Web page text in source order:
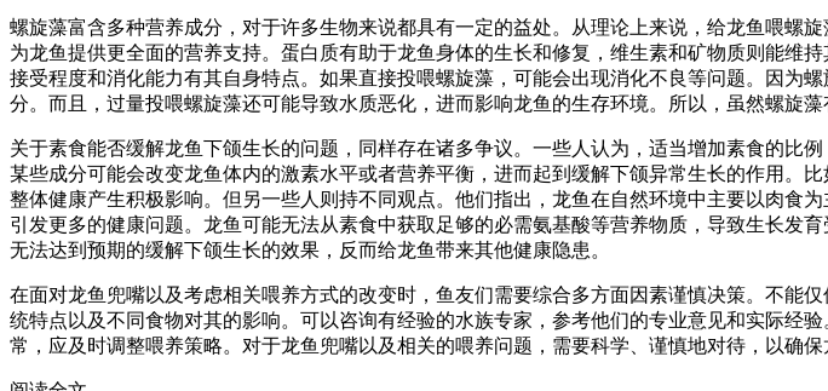
螺旋藻富含多种营养成分，对于许多生物来说都具有一定的益处。从理论上来说，给龙鱼喂螺
为龙鱼提供更全面的营养支持。蛋白质有助于龙鱼身体的生长和修复，维生素和矿物质则能维
接受程度和消化能力有其自身特点。如果直接投喂螺旋藻，可能会出现消化不良等问题。因为
分。而且，过量投喂螺旋藻还可能导致水质恶化，进而影响龙鱼的生存环境。所以，虽然螺旋
关于素食能否缓解龙鱼下颌生长的问题，同样存在诸多争议。一些人认为，适当增加素食的比
某些成分可能会改变龙鱼体内的激素水平或者营养平衡，进而起到缓解下颌异常生长的作用。
整体健康产生积极影响。但另一些人则持不同观点。他们指出，龙鱼在自然环境中主要以肉食
引发更多的健康问题。龙鱼可能无法从素食中获取足够的必需氨基酸等营养物质，导致生长发
无法达到预期的缓解下颌生长的效果，反而给龙鱼带来其他健康隐患。
在面对龙鱼兜嘴以及考虑相关喂养方式的改变时，鱼友们需要综合多方面因素谨慎决策。不能
统特点以及不同食物对其的影响。可以咨询有经验的水族专家，参考他们的专业意见和实际经
常，应及时调整喂养策略。对于龙鱼兜嘴以及相关的喂养问题，需要科学、谨慎地对待，以确